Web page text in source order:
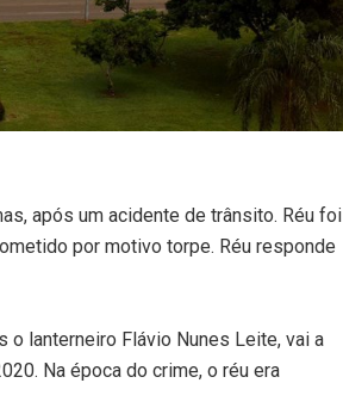
após um acidente de trânsito. Réu foi
por motivo torpe. Réu responde
o lanterneiro Flávio Nunes Leite, vai a
Na época do crime, o réu era